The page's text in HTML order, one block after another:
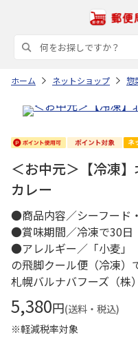
ホーム ネットショップ 惣
＜お中元＞【冷凍
カレー
●商品内容／シーフー
●賞味期間／冷凍で30日
●アレルギー／「小麦
の飛脚クール便（冷凍
札幌バルナバフーズ（株）
5,380円(送料・税込)
※軽減税率対象